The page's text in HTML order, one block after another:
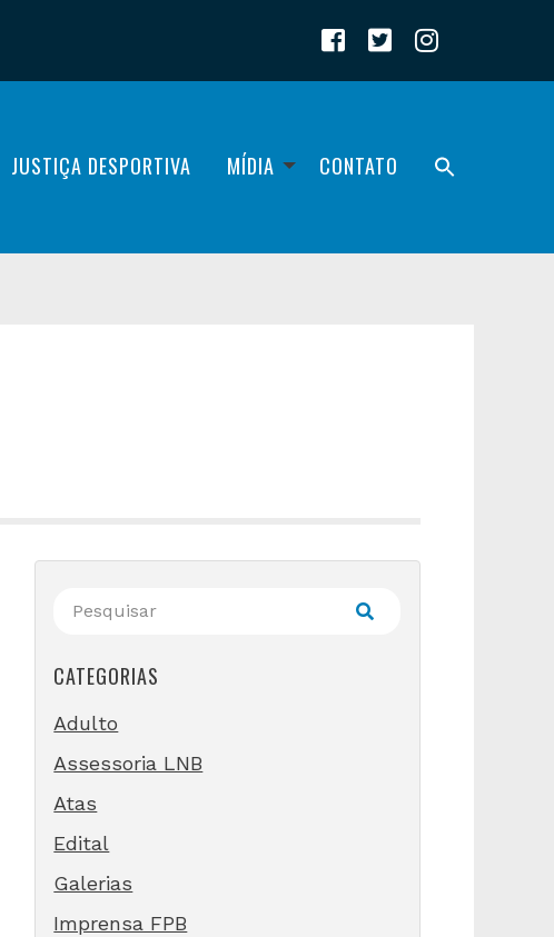
JUSTIÇA DESPORTIVA MÍDIA CONTATO
CATEGORIAS
Adulto
Assessoria LNB
Atas
Edital
Galerias
Imprensa FPB